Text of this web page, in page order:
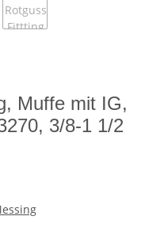
Muffe mit IG,
3/8-1 1/2